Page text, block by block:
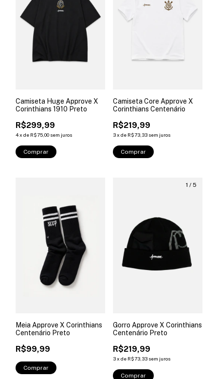
Camiseta Huge Approve X
Corinthians 1910 Preto
R$299,99
4x de R$75,00 sem juros
Comprar
Camiseta Core Approve X
Corinthians Centenário
R$219,99
3x de R$73,33 sem juros
Comprar
Meia Approve X Corinthians
Centenário Preto
R$99,99
Comprar
1 / 5
Gorro Approve X Corinthians
Centenário Preto
R$219,99
3x de R$73,33 sem juros
Comprar